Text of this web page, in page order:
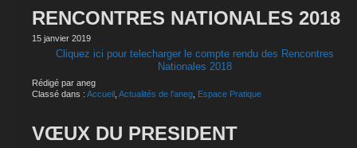
RENCONTRES NATIONALES 2018
15 janvier 2019
Cliquez ici pour telecharger le compte rendu des Rencontres
Nationales 2018
Rédigé par aneg
Classé dans : Accueil Actualités de l'aneg Espace Pratique
VŒUX DU PRESIDENT